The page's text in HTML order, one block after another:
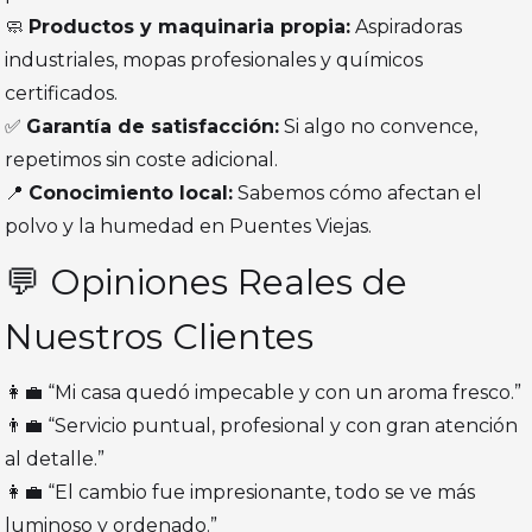
🧼 Productos y maquinaria propia: Aspiradoras
industriales, mopas profesionales y químicos
certificados.
✅ Garantía de satisfacción: Si algo no convence,
repetimos sin coste adicional.
📍 Conocimiento local: Sabemos cómo afectan el
polvo y la humedad en Puentes Viejas.
💬 Opiniones Reales de
Nuestros Clientes
👩‍💼 “Mi casa quedó impecable y con un aroma fresco.”
👨‍💼 “Servicio puntual, profesional y con gran atención
al detalle.”
👩‍💼 “El cambio fue impresionante, todo se ve más
luminoso y ordenado.”